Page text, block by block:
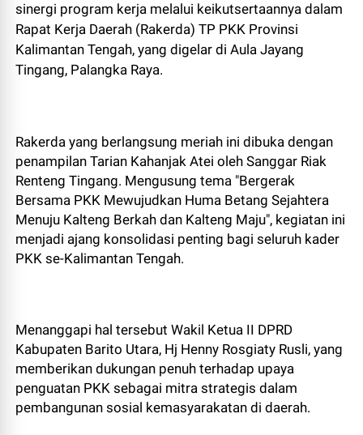
sinergi program kerja melalui keikutsertaannya dalam
Rapat Kerja Daerah (Rakerda) TP PKK Provinsi
Kalimantan Tengah, yang digelar di Aula Jayang
Tingang, Palangka Raya.
Rakerda yang berlangsung meriah ini dibuka dengan
penampilan Tarian Kahanjak Atei oleh Sanggar Riak
Renteng Tingang. Mengusung tema "Bergerak
Bersama PKK Mewujudkan Huma Betang Sejahtera
Menuju Kalteng Berkah dan Kalteng Maju", kegiatan ini
menjadi ajang konsolidasi penting bagi seluruh kader
PKK se-Kalimantan Tengah.
Menanggapi hal tersebut Wakil Ketua II DPRD
Kabupaten Barito Utara, Hj Henny Rosgiaty Rusli, yang
memberikan dukungan penuh terhadap upaya
penguatan PKK sebagai mitra strategis dalam
pembangunan sosial kemasyarakatan di daerah.